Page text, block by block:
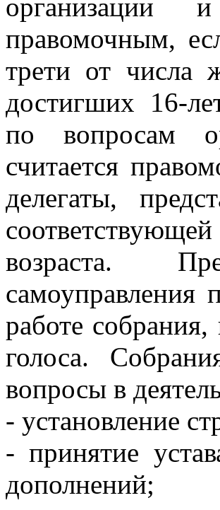
организации
правомочным,
трети от числа
достигших 16-
по вопросам
считается
делегаты,
возраста.
самоуправления
работе
голоса.
вопросы в
- установление
- принятие
дополнений;